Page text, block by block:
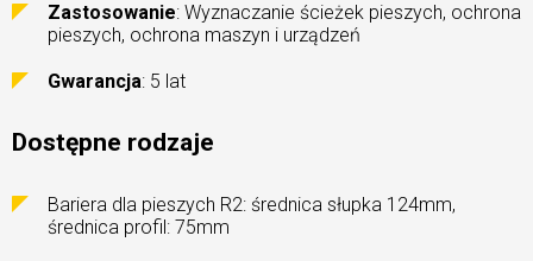
Zastosowanie: Wyznaczanie ścieżek pieszych, ochrona
pieszych, ochrona maszyn i urządzeń
Gwarancja: 5 lat
Dostępne rodzaje
Bariera dla pieszych R2: średnica słupka 124mm,
średnica profil: 75mm